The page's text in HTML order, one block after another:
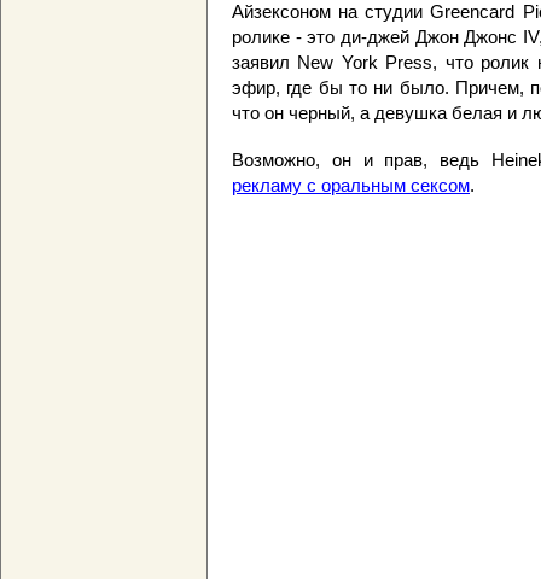
Айзексоном на студии Greencard
ролике - это ди-джей Джон Джонс
заявил New York Press, что
эфир, где бы то ни было. Причем,
что он черный, а девушка белая и
Возможно, он и прав, ведь
рекламу с оральным сексом.